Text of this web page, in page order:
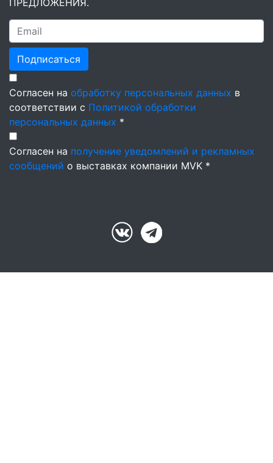
Подписаться
Согласен на обработку персональных данных в
соответствии с Политикой обработки
персональных данных *
Согласен на получение уведомлений и рекламных
сообщений о выставках компании MVK *